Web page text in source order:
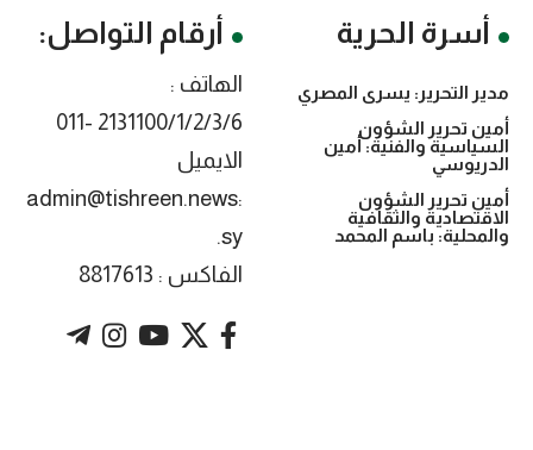
أسرة الحرية
مدير التحرير: يسرى المصري
أمين تحرير الشؤون
السياسية والفنية: أمين
الدريوسي
أمين تحرير الشؤون
الاقتصادية والثقافية
والمحلية: باسم المحمد
أرقام التواصل:
الهاتف :
2131100/1/2/3/6 -011
الايميل
:admin@tishreen.news
.sy
الفاكس : 8817613